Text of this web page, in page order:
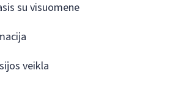
su visuomene
veikla